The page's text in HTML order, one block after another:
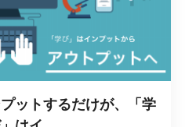
ットするだけが、「学